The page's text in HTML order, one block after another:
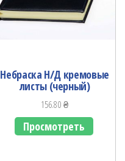
Небраска Н/Д кремовые
листы (черный)
156.80₴
Просмотреть